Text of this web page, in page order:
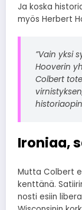
Ja koska
myös Herbert
”Vain yksi
Hooverin
Colbert
Ironiaa,
Mutta Colbert
kenttänä.
nosti esiin